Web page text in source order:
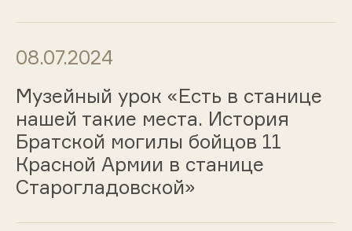
08.07.2024
Музейный урок «Есть в станице
нашей такие места. История
Братской могилы бойцов 11
Красной Армии в станице
Старогладовской»